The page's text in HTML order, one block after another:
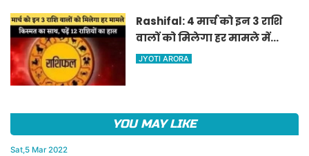
Rashifal: 4 मार्च को इन 3 राशि
वालों को मिलेगा हर मामले में
किस्मत का साथ, पढ़ें 12 राशियों का
JYOTI ARORA
YOU MAY LIKE
Sat,5 Mar 2022